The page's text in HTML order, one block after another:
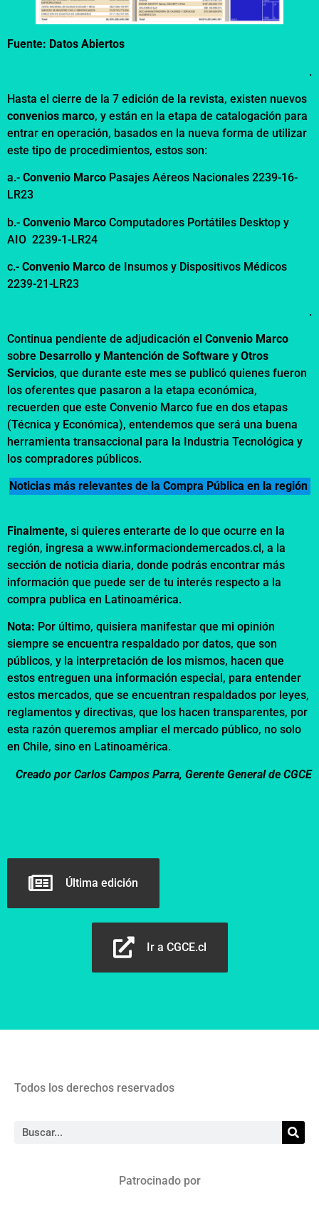
Fuente: Datos Abiertos
.
Hasta el cierre de la 7 edición de la revista, existen nuevos
convenios marco, y están en la etapa de catalogación para
entrar en operación, basados en la nueva forma de utilizar
este tipo de procedimientos, estos son:
a.- Convenio Marco Pasajes Aéreos Nacionales 2239-16-
LR23
b.- Convenio Marco Computadores Portátiles Desktop y
AIO 2239-1-LR24
c.- Convenio Marco de Insumos y Dispositivos Médicos
2239-21-LR23
.
Continua pendiente de adjudicación el Convenio Marco
sobre Desarrollo y Mantención de Software y Otros
Servicios, que durante este mes se publicó quienes fueron
los oferentes que pasaron a la etapa económica,
recuerden que este Convenio Marco fue en dos etapas
(Técnica y Económica), entendemos que será una buena
herramienta transaccional para la Industria Tecnológica y
los compradores públicos.
Noticias más relevantes de la Compra Pública en la región
Finalmente, si quieres enterarte de lo que ocurre en la
región, ingresa a www.informaciondemercados.cl, a la
sección de noticia diaria, donde podrás encontrar más
información que puede ser de tu interés respecto a la
compra publica en Latinoamérica.
Nota: Por último, quisiera manifestar que mi opinión
siempre se encuentra respaldado por datos, que son
públicos, y la interpretación de los mismos, hacen que
estos entreguen una información especial, para entender
estos mercados, que se encuentran respaldados por leyes,
reglamentos y directivas, que los hacen transparentes, por
esta razón queremos ampliar el mercado público, no solo
en Chile, sino en Latinoamérica.
Creado por Carlos Campos Parra, Gerente General de CGCE
Última edición
Ir a CGCE.cl
Todos los derechos reservados
Patrocinado por